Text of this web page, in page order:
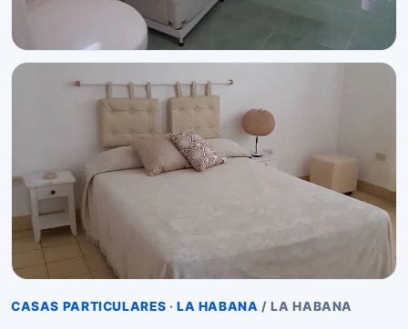
CASAS PARTICULARES ·LA HABANA / LA HABANA